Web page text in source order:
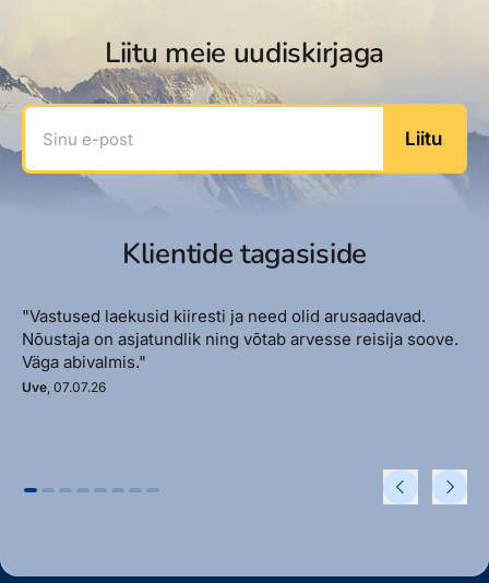
Liitu meie uudiskirjaga
Sinu e-post
Liitu
Klientide tagasiside
"Vastused laekusid kiiresti ja need olid arusaadavad.
Nõustaja on asjatundlik ning võtab arvesse reisija soove.
Väga abivalmis."
Uve, 07.07.26